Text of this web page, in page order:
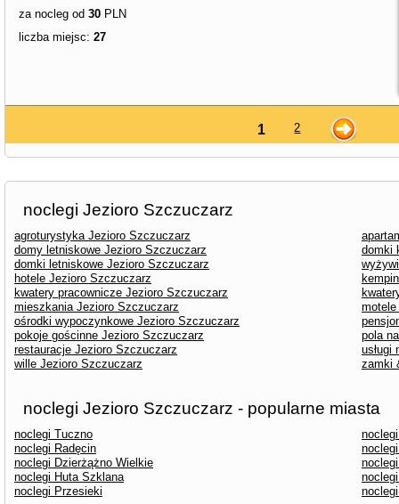
za nocleg od 30 PLN
liczba miejsc: 27
1 2
noclegi Jezioro Szczuczarz
agroturystyka Jezioro Szczuczarz
domy letniskowe Jezioro Szczuczarz
domki
domki letniskowe Jezioro Szczuczarz
hotele Jezioro Szczuczarz
kwatery pracownicze Jezioro Szczuczarz
mieszkania Jezioro Szczuczarz
ośrodki wypoczynkowe Jezioro Szczuczarz
pokoje gościnne Jezioro Szczuczarz
pola
restauracje Jezioro Szczuczarz
usługi
wille Jezioro Szczuczarz
zamki
noclegi Jezioro Szczuczarz - popularne miasta
noclegi Tuczno
noclegi Radęcin
noclegi Dzierżążno Wielkie
noclegi Huta Szklana
noclegi Przesieki